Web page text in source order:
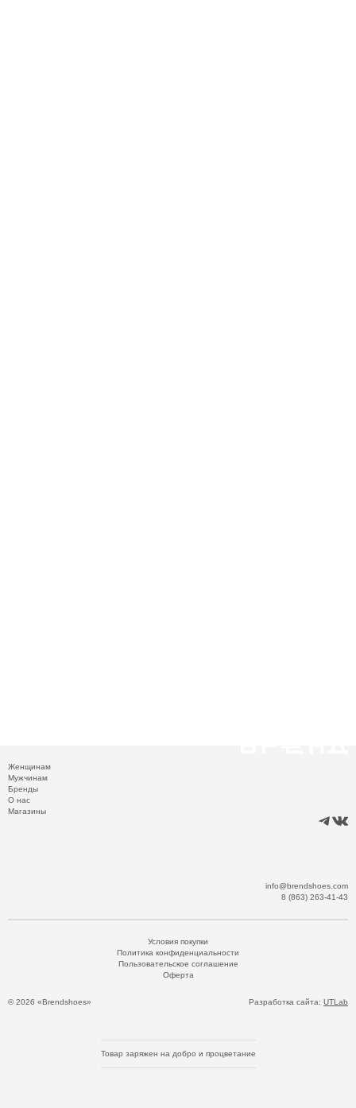
Женщинам
Мужчинам
Бренды
О нас
Магазины
info@brendshoes.com
8 (863) 263-41-43
© 2026 «Brendshoes»
Условия покупки
Политика конфиденциальности
Пользовательское соглашение
Оферта
Разработка сайта: UTLab
Товар заряжен на добро и процветание